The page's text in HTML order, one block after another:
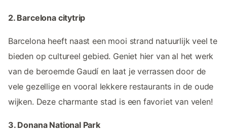
2. Barcelona citytrip
Barcelona heeft naast een mooi strand natuurlijk veel te
bieden op cultureel gebied. Geniet hier van al het werk
van de beroemde Gaudí en laat je verrassen door de
vele gezellige en vooral lekkere restaurants in de oude
wijken. Deze charmante stad is een favoriet van velen!
3. Donana National Park